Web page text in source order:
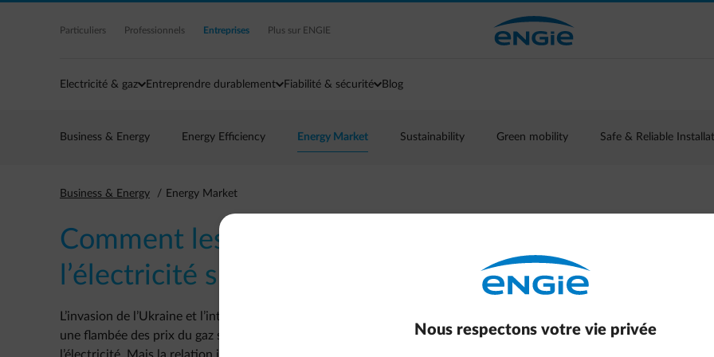
Acc�der au contenu principal
Particuliers Professionnels Entreprises Plus sur ENGIE
Electricité & gaz Entreprendre durablement Fiabilité & sécurité Blog
Business & Energy Energy Efficiency Energy Market Sustainability Green mobility Safe & Reliable
Business & Energy Energy Market
Comment les marchés du gaz et de
l’électricité s’influencent-ils ?
L’invasion de l’Ukraine et l’interruption des importations de gaz russe qui a suivi en témoignent :
une flambée des prix du gaz se traduit la plupart du temps par une augmentation des prix de
Nous respectons votre vie privée